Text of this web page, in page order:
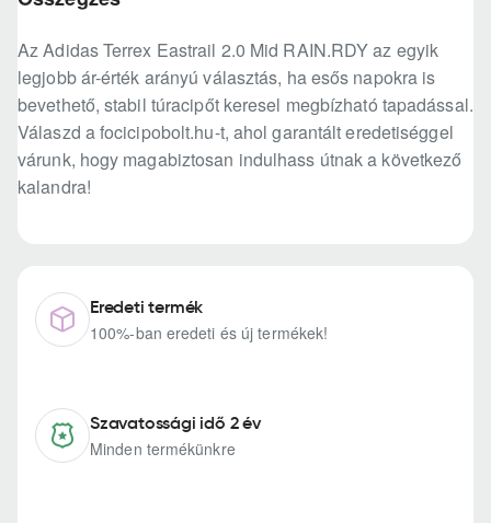
Az Adidas Terrex Eastrail 2.0 Mid RAIN.RDY az egyik
legjobb ár-érték arányú választás, ha esős napokra is
bevethető, stabil túracipőt keresel megbízható tapadással.
Válaszd a focicipobolt.hu-t, ahol garantált eredetiséggel
várunk, hogy magabiztosan indulhass útnak a következő
kalandra!
Eredeti termék
100%-ban eredeti és új termékek!
Szavatossági idő 2 év
Minden termékünkre